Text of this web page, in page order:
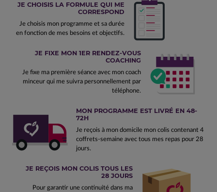
JE CHOISIS LA FORMULE QUI ME
CORRESPOND
Je choisis mon programme et sa durée
en fonction de mes besoins et objectifs.
JE FIXE MON 1ER RENDEZ-VOUS
COACHING
Je fixe ma première séance avec mon coach
minceur qui me suivra personnellement par
téléphone.
MON PROGRAMME EST LIVRÉ EN 48-
72H
Je reçois à mon domicile mon colis contenant 4
coffrets-semaine avec tous mes repas pour 28
jours.
JE REÇOIS MON COLIS TOUS LES
28 JOURS
Pour garantir une continuité dans ma